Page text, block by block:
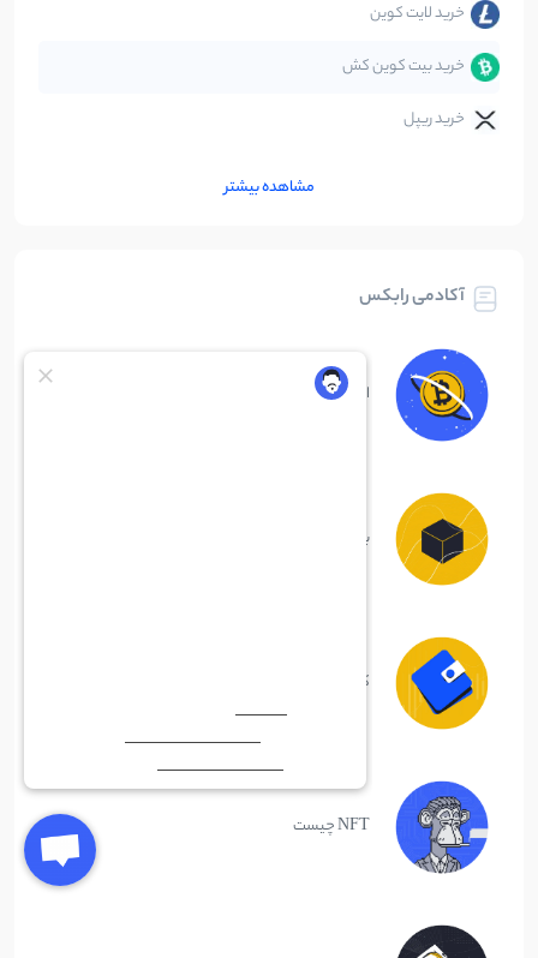
خرید لایت کوین
خرید بیت کوین کش
خرید ریپل
مشاهده بیشتر
آکادمی رابکس
ارز دیجیتال چیست
بلاک چین چیست
کیف پول ارز دیجیتال چیست
NFT چیست